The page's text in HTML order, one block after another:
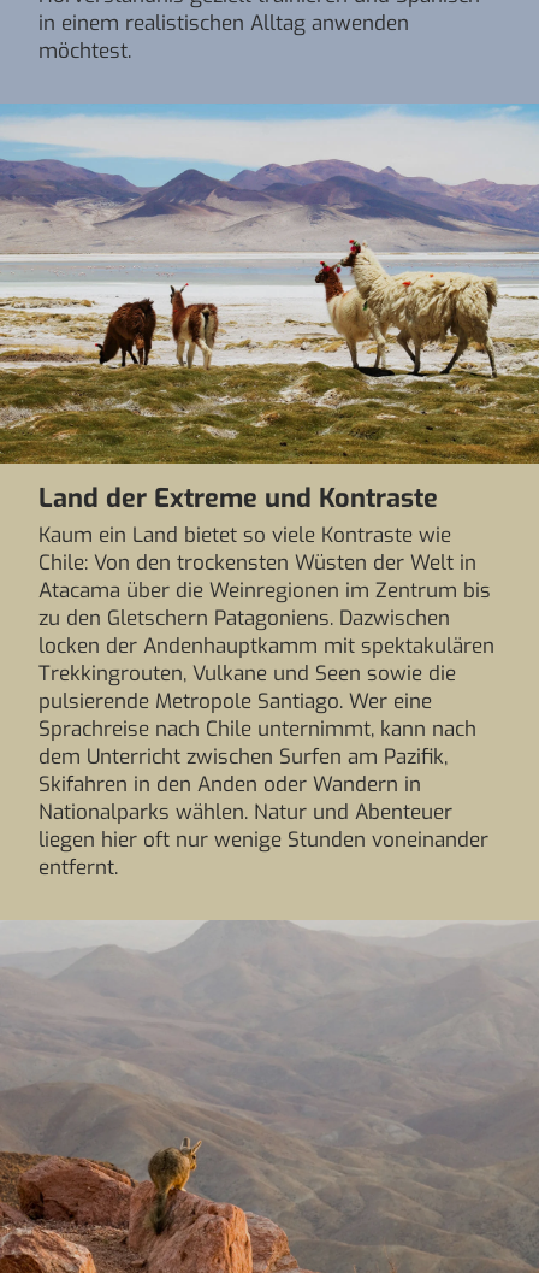
in einem realistischen Alltag anwenden
möchtest.
Land der Extreme und Kontraste
Kaum ein Land bietet so viele Kontraste wie
Chile: Von den trockensten Wüsten der Welt in
Atacama über die Weinregionen im Zentrum bis
zu den Gletschern Patagoniens. Dazwischen
locken der Andenhauptkamm mit spektakulären
Trekkingrouten, Vulkane und Seen sowie die
pulsierende Metropole Santiago. Wer eine
Sprachreise nach Chile unternimmt, kann nach
dem Unterricht zwischen Surfen am Pazifik,
Skifahren in den Anden oder Wandern in
Nationalparks wählen. Natur und Abenteuer
liegen hier oft nur wenige Stunden voneinander
entfernt.